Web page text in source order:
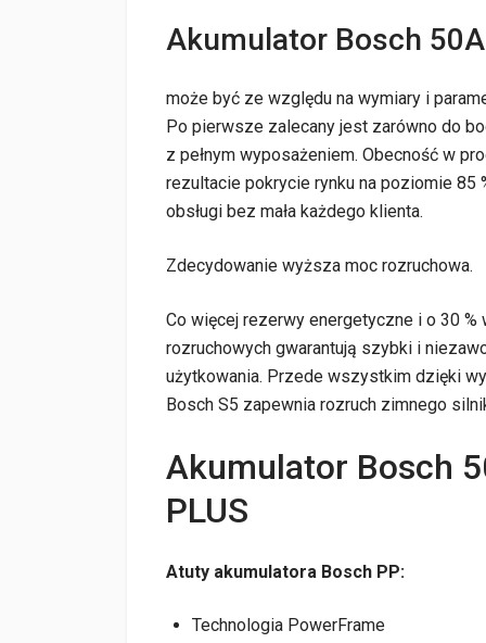
Akumulator Bosch
może być ze względu na wymiary i
Po pierwsze zalecany jest zarówno do
z pełnym wyposażeniem. Obecność w
rezultacie pokrycie rynku na poziomie 85
obsługi bez mała każdego klienta.
Zdecydowanie wyższa moc rozruchowa.
Co więcej rezerwy energetyczne i o 30
rozruchowych gwarantują szybki i
użytkowania. Przede wszystkim dzięki
Bosch S5 zapewnia rozruch zimnego
Akumulator Bosch
PLUS
Atuty akumulatora Bosch PP:
Technologia PowerFrame